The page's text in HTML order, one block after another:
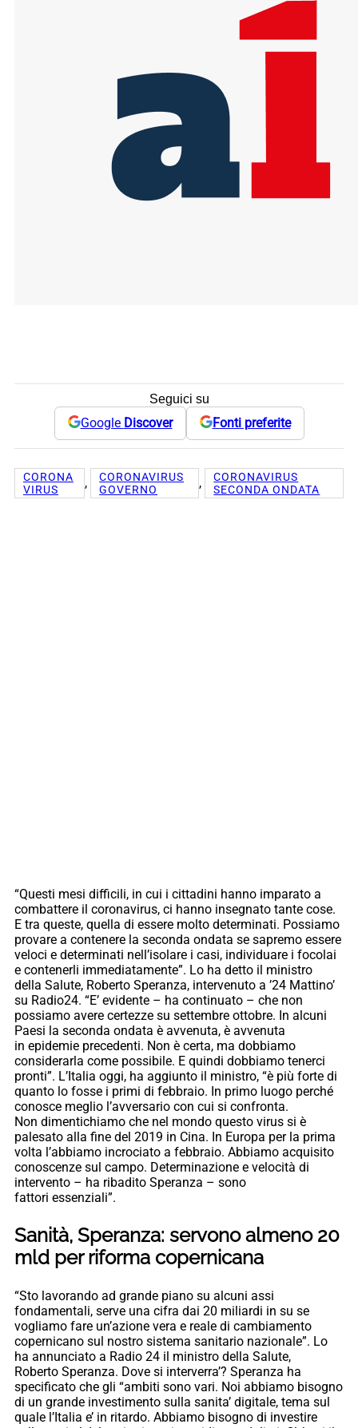
Seguici su
Google Discover Fonti preferite
CORONA
VIRUS
,
CORONAVIRUS
GOVERNO
,
CORONAVIRUS
SECONDA ONDATA
“Questi mesi difficili, in cui i cittadini hanno imparato a
combattere il coronavirus, ci hanno insegnato tante cose.
E tra queste, quella di essere molto determinati. Possiamo
provare a contenere la seconda ondata se sapremo essere
veloci e determinati nell’isolare i casi, individuare i focolai
e contenerli immediatamente”. Lo ha detto il ministro
della Salute, Roberto Speranza, intervenuto a ’24 Mattino’
su Radio24. “E’ evidente – ha continuato – che non
possiamo avere certezze su settembre ottobre. In alcuni
Paesi la seconda ondata è avvenuta, è avvenuta
in epidemie precedenti. Non è certa, ma dobbiamo
considerarla come possibile. E quindi dobbiamo tenerci
pronti”. L’Italia oggi, ha aggiunto il ministro, “è più forte di
quanto lo fosse i primi di febbraio. In primo luogo perché
conosce meglio l’avversario con cui si confronta.
Non dimentichiamo che nel mondo questo virus si è
palesato alla fine del 2019 in Cina. In Europa per la prima
volta l’abbiamo incrociato a febbraio. Abbiamo acquisito
conoscenze sul campo. Determinazione e velocità di
intervento – ha ribadito Speranza – sono
fattori essenziali”.
Sanità, Speranza: servono almeno 20
mld per riforma copernicana
“Sto lavorando ad grande piano su alcuni assi
fondamentali, serve una cifra dai 20 miliardi in su se
vogliamo fare un’azione vera e reale di cambiamento
copernicano sul nostro sistema sanitario nazionale”. Lo
ha annunciato a Radio 24 il ministro della Salute,
Roberto Speranza. Dove si interverra’? Speranza ha
specificato che gli “ambiti sono vari. Noi abbiamo bisogno
di un grande investimento sulla sanita’ digitale, tema sul
quale l’Italia e’ in ritardo. Abbiamo bisogno di investire